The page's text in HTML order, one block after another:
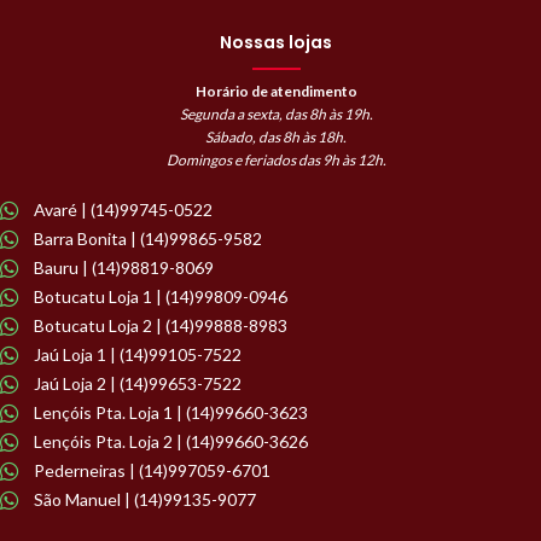
Nossas lojas
Horário de atendimento
Segunda a sexta, das 8h às 19h.
Sábado, das 8h às 18h.
Domingos e feriados das 9h às 12h.
Avaré | (14)99745-0522
Barra Bonita | (14)99865-9582
Bauru | (14)98819-8069
Botucatu Loja 1 | (14)99809-0946
Botucatu Loja 2 | (14)99888-8983
Jaú Loja 1 | (14)99105-7522
Jaú Loja 2 | (14)99653-7522
Lençóis Pta. Loja 1 | (14)99660-3623
Lençóis Pta. Loja 2 | (14)99660-3626
Pederneiras | (14)997059-6701
São Manuel | (14)99135-9077